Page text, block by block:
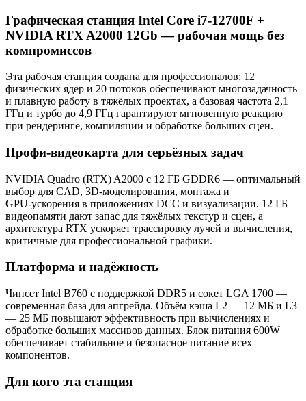
Графическая станция Intel Core i7-12700F +
NVIDIA RTX A2000 12Gb — рабочая мощь без
компромиссов
Эта рабочая станция создана для профессионалов: 12
физических ядер и 20 потоков обеспечивают многозадачность
и плавную работу в тяжёлых проектах, а базовая частота 2,1
ГГц и турбо до 4,9 ГГц гарантируют мгновенную реакцию
при рендеринге, компиляции и обработке больших сцен.
Профи‑видеокарта для серьёзных задач
NVIDIA Quadro (RTX) A2000 с 12 ГБ GDDR6 — оптимальный
выбор для CAD, 3D‑моделирования, монтажа и
GPU‑ускорения в приложениях DCC и визуализации. 12 ГБ
видеопамяти дают запас для тяжёлых текстур и сцен, а
архитектура RTX ускоряет трассировку лучей и вычисления,
критичные для профессиональной графики.
Платформа и надёжность
Чипсет Intel B760 с поддержкой DDR5 и сокет LGA 1700 —
современная база для апгрейда. Объём кэша L2 — 12 МБ и L3
— 25 МБ повышают эффективность при вычислениях и
обработке больших массивов данных. Блок питания 600W
обеспечивает стабильное и безопасное питание всех
компонентов.
Для кого эта станция